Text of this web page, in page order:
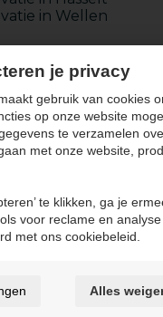
in Wellen
Keukens
Badkamers
JPCONCEPT
Cookie voorkeuren
je privacy
gebruik van cookies
op onze website
te verzamelen
met onze website,
te klikken, ga je
voor reclame en
met ons cookiebeleid.
Alles